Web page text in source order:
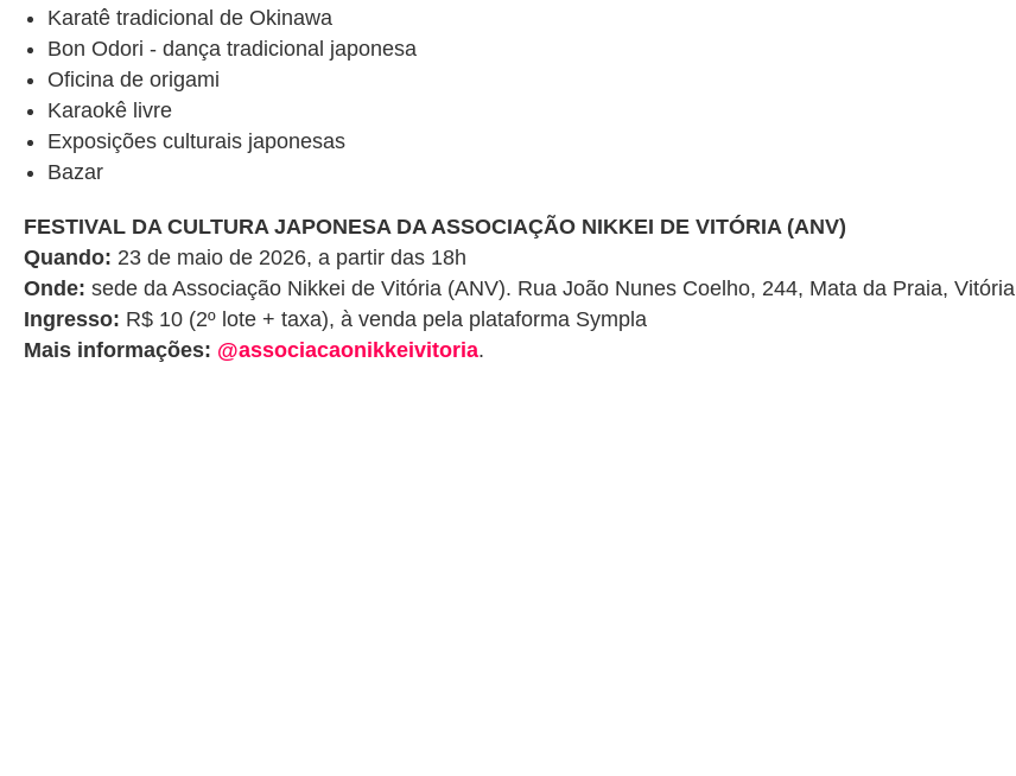
Karatê tradicional de Okinawa
Bon Odori - dança tradicional japonesa
Oficina de origami
Karaokê livre
Exposições culturais japonesas
Bazar
FESTIVAL DA CULTURA JAPONESA DA ASSOCIAÇÃO NIKKEI DE VITÓRIA (ANV)
Quando: 23 de maio de 2026, a partir das 18h
Onde: sede da Associação Nikkei de Vitória (ANV). Rua João Nunes Coelho, 244, Mata da Praia, Vitória
Ingresso: R$ 10 (2º lote + taxa), à venda pela plataforma Sympla
Mais informações: @associacaonikkeivitoria.